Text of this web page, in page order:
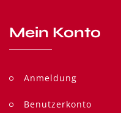
Mein Konto
Anmeldung
Benutzerkonto